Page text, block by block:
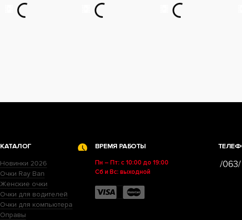
КАТАЛОГ
Новинки 2026
Очки Ray Ban
Женские очки
Очки для водителей
Очки для компьютера
Оправы
ВРЕМЯ РАБОТЫ
Пн – Пт: с 10:00 до 19:00
Сб и Вс: выходной